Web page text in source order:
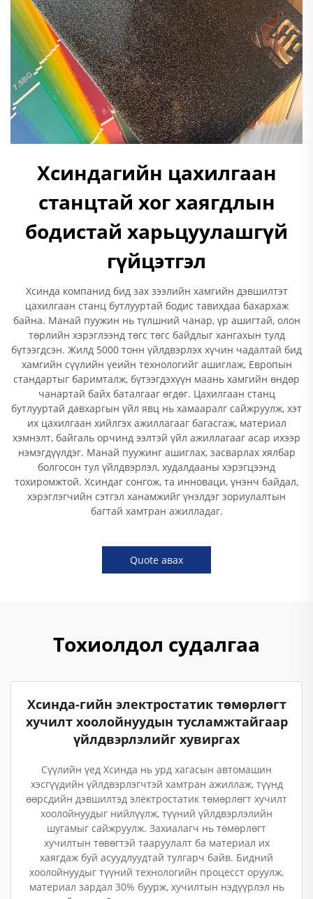
Хсиндагийн цахилгаан
станцтай хог хаягдлын
бодистай харьцуулашгүй
гүйцэтгэл
Хсинда компанид бид зах зээлийн хамгийн дэвшилтэт
цахилгаан станц бутлууртай бодис тавихдаа бахархаж
байна. Манай пуужин нь түлшний чанар, үр ашигтай, олон
төрлийн хэрэглээнд төгс төгс байдлыг хангахын тулд
бүтээгдсэн. Жилд 5000 тонн үйлдвэрлэх хүчин чадалтай бид
хамгийн сүүлийн үеийн технологийг ашиглаж, Европын
стандартыг баримталж, бүтээгдэхүүн маань хамгийн өндөр
чанартай байх баталгааг өгдөг. Цахилгаан станц
бутлууртай давхаргын үйл явц нь хамааралг сайжруулж, хэт
их цахилгаан хийлгэх ажиллагааг багасгаж, материал
хэмнэлт, байгаль орчинд ээлтэй үйл ажиллагааг асар ихээр
нэмэгдүүлдэг. Манай пуужинг ашиглах, засварлах хялбар
болгосон тул үйлдвэрлэл, худалдааны хэрэгцээнд
тохиромжтой. Хсиндаг сонгож, та инноваци, үнэнч байдал,
хэрэглэгчийн сэтгэл ханамжийг үнэлдэг зориулалтын
багтай хамтран ажилладаг.
Quote авах
Тохиолдол судалгаа
Хсинда-гийн электростатик төмөрлөгт
хучилт хоолойнуудын тусламжтайгаар
үйлдвэрлэлийг хувиргах
Сүүлийн үед Хсинда нь урд хагасын автомашин
хэсгүүдийн үйлдвэрлэгчтэй хамтран ажиллаж, түүнд
өөрсдийн дэвшилтэд электростатик төмөрлөгт хучилт
хоолойнуудыг нийлүүлж, түүний үйлдвэрлэлийн
шугамыг сайжруулж. Захиалагч нь төмөрлөгт
хучилтын төвөгтэй тааруулалт ба материал их
хаягдаж буй асуудлуудтай тулгарч байв. Бидний
хоолойнуудыг түүний технологийн процесст оруулж,
материал зардал 30% буурж, хучилтын нэдүүрлэл нь